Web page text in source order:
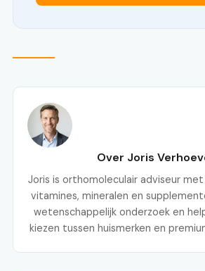
Over Joris
Joris is orthomoleculair adviseur met
vitamines, mineralen en
wetenschappelijk onderzoek en
kiezen tussen huismerken en